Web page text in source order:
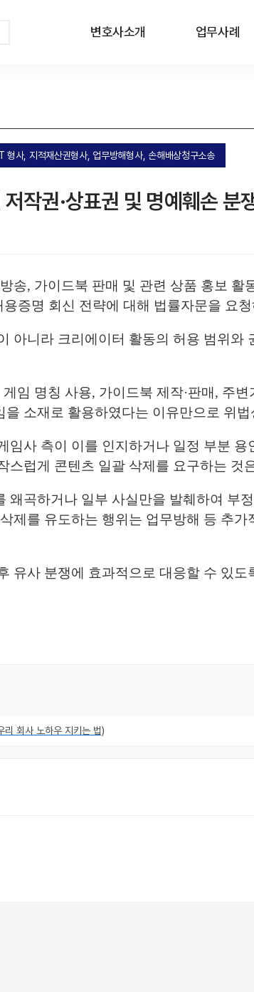
변호사소개 업무사례
사, 지적재산권형사, 업무방해형사, 손해배상청구소송
작권·상표권 및 명예훼손 분
송, 가이드북 판매 및 관련 상품 홍보
증명 회신 전략에 대해 법률자문을 요
아니라 크리에이터 활동의 허용 범위
임 명칭 사용, 가이드북 제작·판매, 주
소재로 활용하였다는 이유만으로 위
임사 측이 이를 인지하거나 일정 부분
스럽게 콘텐츠 일괄 삭제를 요구하는
왜곡하거나 일부 사실만을 발췌하여 부
제를 유도하는 행위는 업무방해 등 추
유사 분쟁에 효과적으로 대응할 수 있
리 회사 노하우 지키는 법)